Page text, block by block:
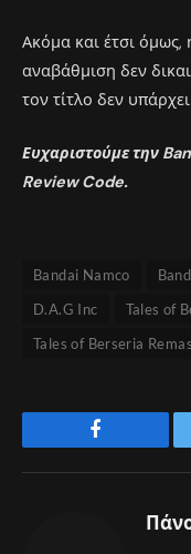
Ακόμα και έτσι όμως,
αναβάθμιση δεν
τον τίτλο δεν
Ευχαριστούμε την
Review Code.
Bandai Namco
D.A.G Inc
Tales of
Tales of Berseria
Facebook